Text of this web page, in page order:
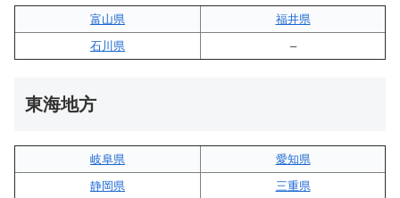
富山県
福井県
石川県
–
東海地方
岐阜県
愛知県
静岡県
三重県